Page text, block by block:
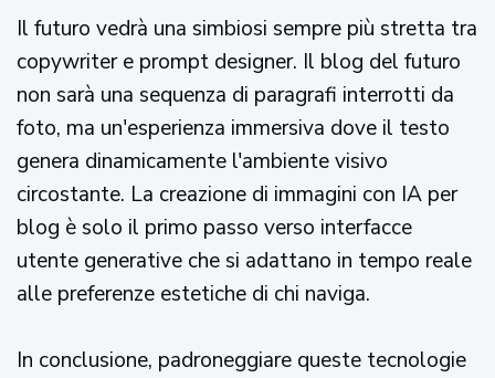
Il futuro vedrà una simbiosi sempre più stretta tra
copywriter e prompt designer. Il blog del futuro
non sarà una sequenza di paragrafi interrotti da
foto, ma un'esperienza immersiva dove il testo
genera dinamicamente l'ambiente visivo
circostante. La creazione di immagini con IA per
blog è solo il primo passo verso interfacce
utente generative che si adattano in tempo reale
alle preferenze estetiche di chi naviga.
In conclusione, padroneggiare queste tecnologie